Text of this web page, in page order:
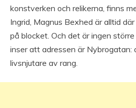
konstverken och relikerna, finns
Ingrid, Magnus Bexhed är alltid
på blocket. Och det är ingen
inser att adressen är Nybrogatan:
livsnjutare av rang.